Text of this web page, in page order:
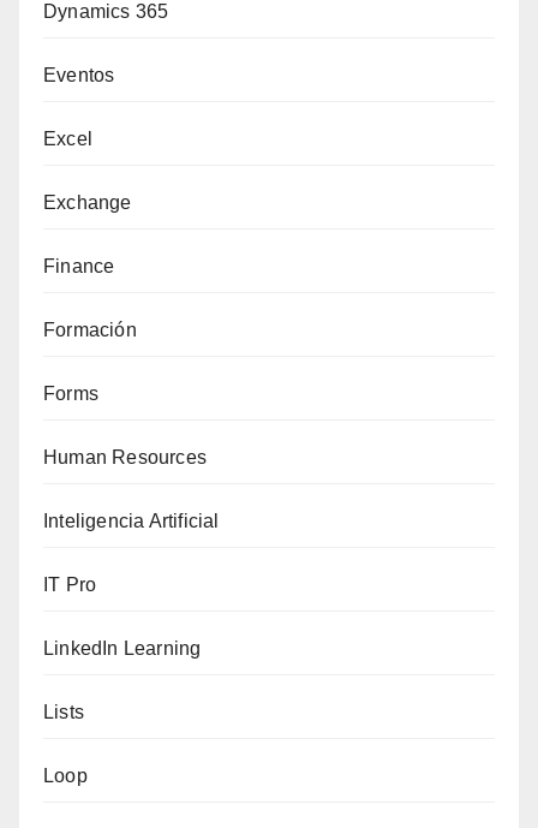
Dynamics 365
Eventos
Excel
Exchange
Finance
Formación
Forms
Human Resources
Inteligencia Artificial
IT Pro
LinkedIn Learning
Lists
Loop